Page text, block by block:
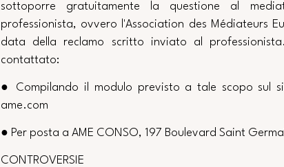
sottoporre gratuitamente la questione al
professionista, ovvero l'Association des Médiateurs
data della reclamo scritto inviato al
contattato:
● Compilando il modulo previsto a tale scopo sul
ame.com
● Per posta a AME CONSO, 197 Boulevard Saint
CONTROVERSIE